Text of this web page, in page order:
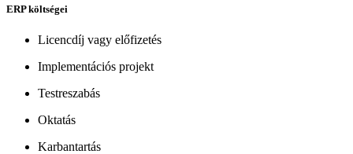
ERP költségei
Licencdíj vagy előfizetés
Implementációs projekt
Testreszabás
Oktatás
Karbantartás